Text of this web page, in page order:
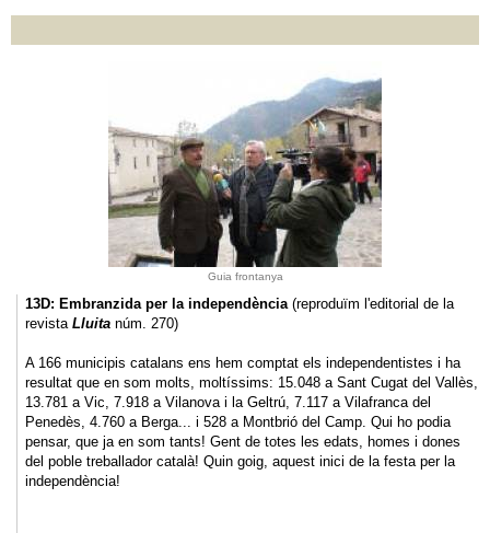
Guia frontanya
13D: Embranzida per la independència(reproduïm l'editorial de la
revistaLluita núm. 270)
A 166 municipis catalans ens hem comptat els independentistes i ha
resultat que en som molts, moltíssims: 15.048 a Sant Cugat del Vallès,
13.781 a Vic, 7.918 a Vilanova i la Geltrú, 7.117 a Vilafranca del
Penedès, 4.760 a Berga... i 528 a Montbrió del Camp. Qui ho podia
pensar, que ja en som tants! Gent de totes les edats, homes i dones
del poble treballador català! Quin goig, aquest inici de la festa per la
independència!